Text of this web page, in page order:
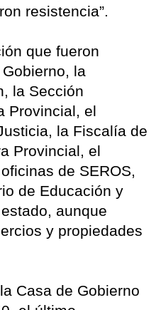
resistencia”.
que fueron
la
la Sección
Provincial, el
la Fiscalía de
Provincial, el
de SEROS,
de Educación y
aunque
y propiedades
Casa de Gobierno